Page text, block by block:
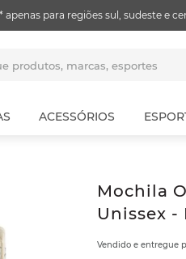
para regiões sul, sudeste e
ACESSÓRIOS
Mochila
Unissex -
Vendido e entregue